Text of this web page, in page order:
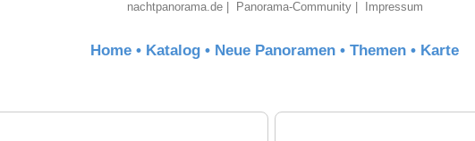
nachtpanorama.de| Panorama-Community| Impressum
Home • Katalog • Neue Panoramen • Themen • Karte